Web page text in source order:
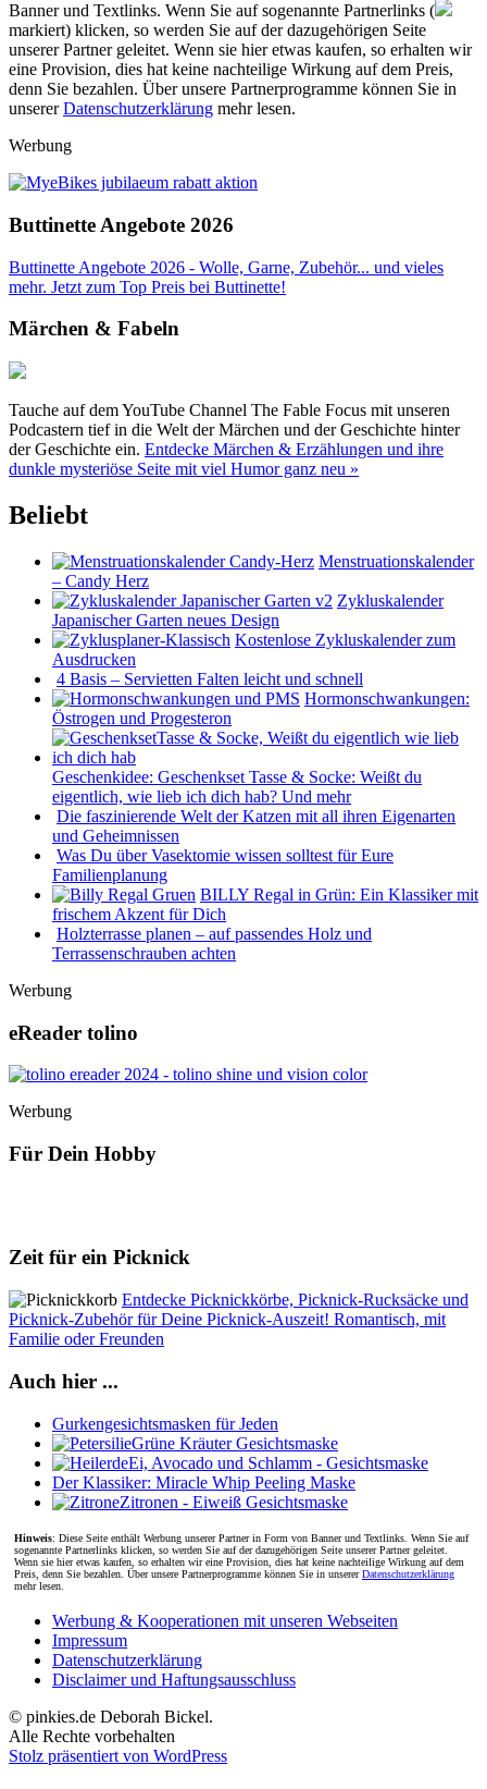
Banner und Textlinks. Wenn Sie auf sogenannte Partnerlinks (
markiert) klicken, so werden Sie auf der dazugehörigen Seite
unserer Partner geleitet. Wenn sie hier etwas kaufen, so erhalten wir
eine Provision, dies hat keine nachteilige Wirkung auf dem Preis,
denn Sie bezahlen. Über unsere Partnerprogramme können Sie in
unsererDatenschutzerklärung mehr lesen.
Werbung
Buttinette Angebote 2026
Buttinette Angebote 2026 - Wolle, Garne, Zubehör... und vieles
mehr. Jetzt zum Top Preis bei Buttinette!
Märchen & Fabeln
Tauche auf dem YouTube Channel The Fable Focus mit unseren
Podcastern tief in die Welt der Märchen und der Geschichte hinter
der Geschichte ein. Entdecke Märchen & Erzählungen und ihre
dunkle mysteriöse Seite mit viel Humor ganz neu »
Beliebt
Menstruationskalender
– Candy Herz
Zykluskalender
Japanischer Garten neues Design
Kostenlose Zykluskalender zum
Ausdrucken
4 Basis – Servietten Falten leicht und schnell
Hormonschwankungen:
Östrogen und Progesteron
Geschenkidee: Geschenkset Tasse & Socke: Weißt du
eigentlich, wie lieb ich dich hab? Und mehr
Die faszinierende Welt der Katzen mit all ihren Eigenarten
und Geheimnissen
Was Du über Vasektomie wissen solltest für Eure
Familienplanung
BILLY Regal in Grün: Ein Klassiker mit
frischem Akzent für Dich
Holzterrasse planen – auf passendes Holz und
Terrassenschrauben achten
Werbung
eReader tolino
Werbung
Für Dein Hobby
Zeit für ein Picknick
Entdecke Picknickkörbe, Picknick-Rucksäcke und
Picknick-Zubehör für Deine Picknick-Auszeit! Romantisch, mit
Familie oder Freunden
Auch hier ...
Gurkengesichtsmasken für Jeden
Grüne Kräuter Gesichtsmaske
Ei, Avocado und Schlamm - Gesichtsmaske
Der Klassiker: Miracle Whip Peeling Maske
Zitronen - Eiweiß Gesichtsmaske
Hinweis: Diese Seite enthält Werbung unserer Partner in Form von Banner und Textlinks. Wenn Sie auf
sogenannte Partnerlinks klicken, so werden Sie auf der dazugehörigen Seite unserer Partner geleitet.
Wenn sie hier etwas kaufen, so erhalten wir eine Provision, dies hat keine nachteilige Wirkung auf dem
Preis, denn Sie bezahlen. Über unsere Partnerprogramme können Sie in unsererDatenschutzerklärung
mehr lesen.
Werbung & Kooperationen mit unseren Webseiten
Impressum
Datenschutzerklärung
Disclaimer und Haftungsausschluss
© pinkies.de Deborah Bickel.
Alle Rechte vorbehalten
Stolz präsentiert von WordPress